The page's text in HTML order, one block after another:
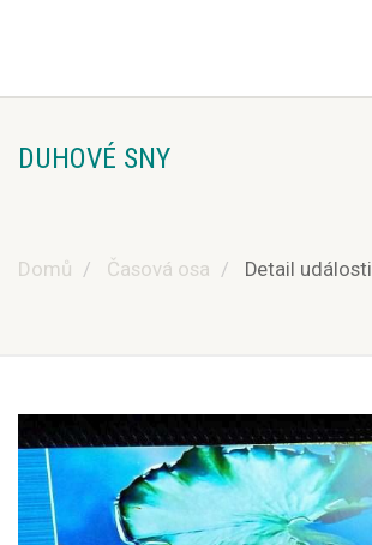
DUHOVÉ SNY
Domů Časová osa Detail události